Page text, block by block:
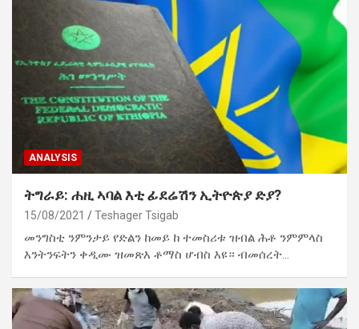
ANALYSIS
ትግራይ: ሐዚ ኣባል እቲ ፊደሬሽን ኢትዮጵያ ድያ?
15/08/2021 Teshager Tsigab
መንግስቲ ንምንታይ የድልን ከመይ ከ ተመስሪቱ ዝብል ሕቶ ንምምላስ
እንትንፍትን ቀዲሙ ዝመጽእ ቶማስ ሆብስ እዩ። ብመሰረት…